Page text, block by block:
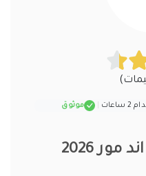
موثوق
2026